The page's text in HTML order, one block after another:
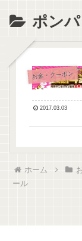
ポン
お金・クーポン
2017.03.03
ホーム
ール